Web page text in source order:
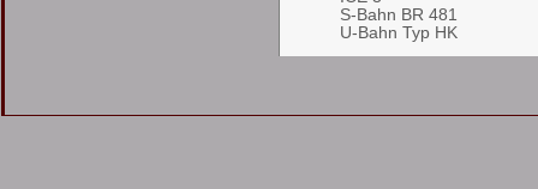
S-Bahn BR 481
U-Bahn Typ HK